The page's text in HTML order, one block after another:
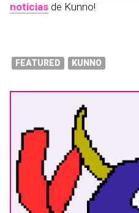
noticias de Kunno!
FEATURED KUNNO